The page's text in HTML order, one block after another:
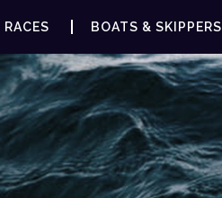
RACES BOATS & SKIPPERS